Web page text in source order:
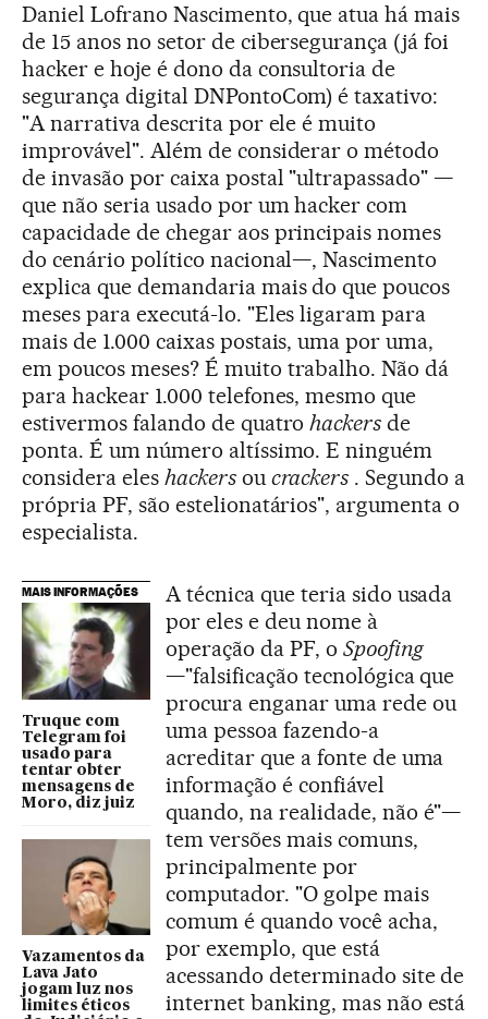
Daniel Lofrano Nascimento, que atua há mais
de 15 anos no setor de cibersegurança (já foi
hacker e hoje é dono da consultoria de
segurança digital DNPontoCom) é taxativo:
"A narrativa descrita por ele é muito
improvável". Além de considerar o método
de invasão por caixa postal "ultrapassado" —
que não seria usado por um hacker com
capacidade de chegar aos principais nomes
do cenário político nacional—, Nascimento
explica que demandaria mais do que poucos
meses para executá-lo. "Eles ligaram para
mais de 1.000 caixas postais, uma por uma,
em poucos meses? É muito trabalho. Não dá
para hackear 1.000 telefones, mesmo que
estivermos falando de quatrohackers de
ponta. É um número altíssimo. E ninguém
considera eles hackersou crackers . Segundo a
própria PF, são estelionatários", argumenta o
especialista.
MAIS INFORMAÇÕES
Truque com
Telegram foi
usado para
tentar obter
mensagens de
Moro, diz juiz
Vazamentos da
Lava Jato
jogam luz nos
limites éticos
A técnica que teria sido usada
por eles e deu nome à
operação da PF, o Spoofing
—"falsificação tecnológica que
procura enganar uma rede ou
uma pessoa fazendo-a
acreditar que a fonte de uma
informação é confiável
quando, na realidade, não é"—
tem versões mais comuns,
principalmente por
computador. "O golpe mais
comum é quando você acha,
por exemplo, que está
acessando determinado site de
internet banking, mas não está